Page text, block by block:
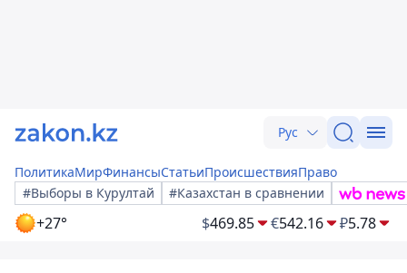
Рус
ПолитикаМирФинансыСтатьиПроисшествияПраво
#Выборы в Курултай
#Казахстан в сравнении
+27° $469.85 €542.16 ₽5.78